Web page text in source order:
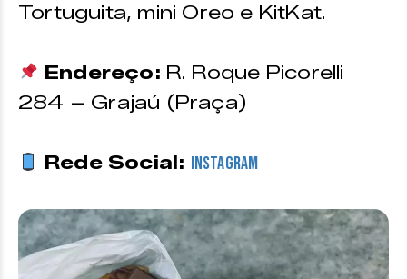
Tortuguita, mini Oreo e KitKat.
Endereço: R. Roque Picorelli
284 – Grajaú (Praça)
Rede Social: Instagram